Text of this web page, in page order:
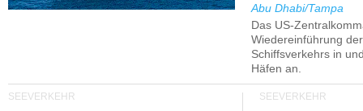
Abu Dhabi/Tampa
Das US-
Wiedereinführung
Schiffsverkehrs in
Häfen an.
SEEVERKEHR SEEVERKEHR